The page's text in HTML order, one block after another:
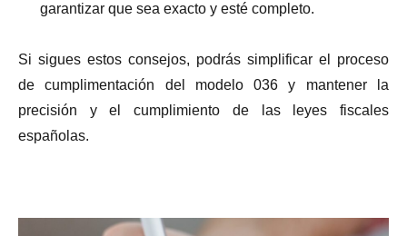
garantizar que sea exacto y esté completo.
Si sigues estos consejos, podrás simplificar el proceso
de cumplimentación del modelo 036 y mantener la
precisión y el cumplimiento de las leyes fiscales
españolas.